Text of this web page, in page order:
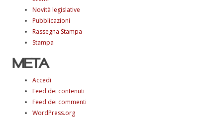
Novità legislative
Pubblicazioni
Rassegna Stampa
Stampa
META
Accedi
Feed dei contenuti
Feed dei commenti
WordPress.org